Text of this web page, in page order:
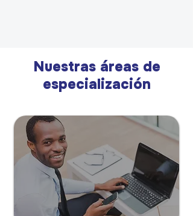
Nuestras áreas de
especialización